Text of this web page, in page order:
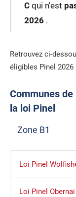
Cqui n'est
2026 .
Retrouvez ci-
éligibles Pinel 2026
Communes
la loi Pinel
Zone B1
Loi Pinel
Loi Pinel